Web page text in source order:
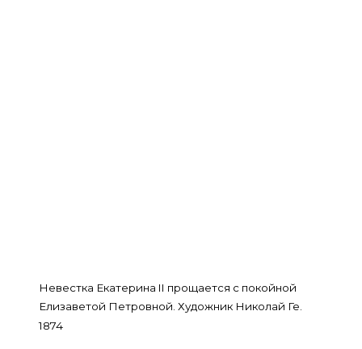
Невестка Екатерина II прощается с покойной
Елизаветой Петровной. Художник Николай Ге.
1874